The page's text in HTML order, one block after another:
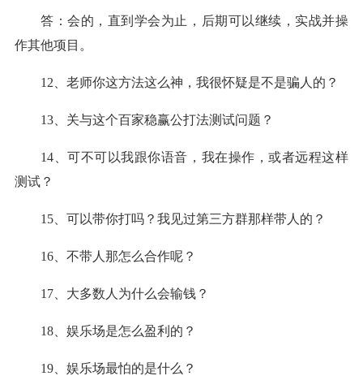
答：会的，直到学会为止，后期可以继续，实战并操
作其他项目。
12、老师你这方法这么神，我很怀疑是不是骗人的？
13、关与这个百家稳赢公打法测试问题？
14、可不可以我跟你语音，我在操作，或者远程这样
测试？
15、可以带你打吗？我见过第三方群那样带人的？
16、不带人那怎么合作呢？
17、大多数人为什么会输钱？
18、 娱乐场是怎么盈利的？
19、 娱乐场最怕的是什么？